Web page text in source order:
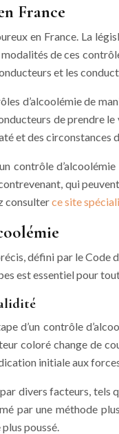
France
en France. La
de ces
et les
d’alcoolémie de
de prendre
et des circonstances
contrôle
qui
consulterce site
défini par le Code
est essentiel pour
d’un contrôle
coloré change de
initiale aux
divers facteurs, tels
par une méthode
poussé.